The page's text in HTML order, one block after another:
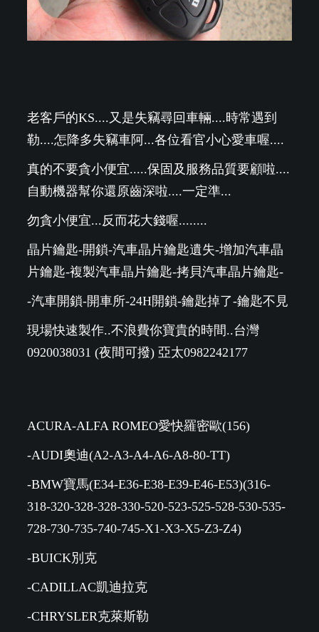
老客戶的KS....又是失竊尋回車輛....時常遇到
勒....怎降多失竊車阿...各位看官小心愛車喔....
真的不要貪小便宜.....保固及服務品質要顧啦....
自動機器幫你還原齒深啦....一定準...
勿貪小便宜...反而花大錢喔........
晶片鑰匙-開鎖-汽車晶片鑰匙遺失-增加汽車晶
片鑰匙-複製汽車晶片鑰匙-拷貝汽車晶片鑰匙-
-汽車開鎖-開車所-24H開鎖-鑰匙掉了-鑰匙不見
現場快速製作..不浪費你寶貴的時間..台灣
0920038031 (夜間可撥) 亞太0982242177
ACURA-ALFA ROMEO愛快羅密歐(156)
-AUDI奧迪(A2-A3-A4-A6-A8-80-TT)
-BMW寶馬(E34-E36-E38-E39-E46-E53)(316-
318-320-328-328-330-520-523-525-528-530-535-
728-730-735-740-745-X1-X3-X5-Z3-Z4)
-BUICK別克
-CADILLAC凱迪拉克
-CHRYSLER克萊斯勒